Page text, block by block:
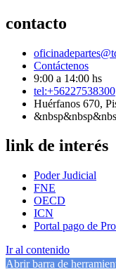
contacto
Contáctenos
9:00 a 14:00 hs
tel:+56227538300
Huérfanos 670,
link de interés
Poder Judicial
FNE
OECD
ICN
Portal pago de
Ir al contenido
Abrir barra de